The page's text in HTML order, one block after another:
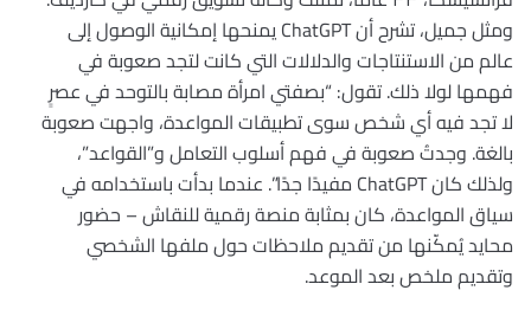
ومثل جميل، تشرح أن ChatGPT يمنحها إمكانية الوصول إلى
عالم من الاستنتاجات والدلالات التي كانت لتجد صعوبة في
فهمها لولا ذلك. تقول: “بصفتي امرأة مصابة بالتوحد في عصرٍ
لا تجد فيه أي شخص سوى تطبيقات المواعدة، واجهت صعوبة
بالغة. وجدتُ صعوبة في فهم أسلوب التعامل و”القواعد”،
ولذلك كان ChatGPT مفيدًا جدًا”. عندما بدأت باستخدامه في
سياق المواعدة، كان بمثابة منصة رقمية للنقاش – حضور
محايد يُمكّنها من تقديم ملاحظات حول ملفها الشخصي
وتقديم ملخص بعد الموعد.